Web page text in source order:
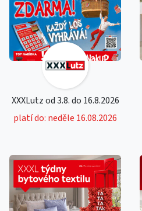
XXXLutz od 3.8. do 16.8.2026
platí do: neděle 16.08.2026